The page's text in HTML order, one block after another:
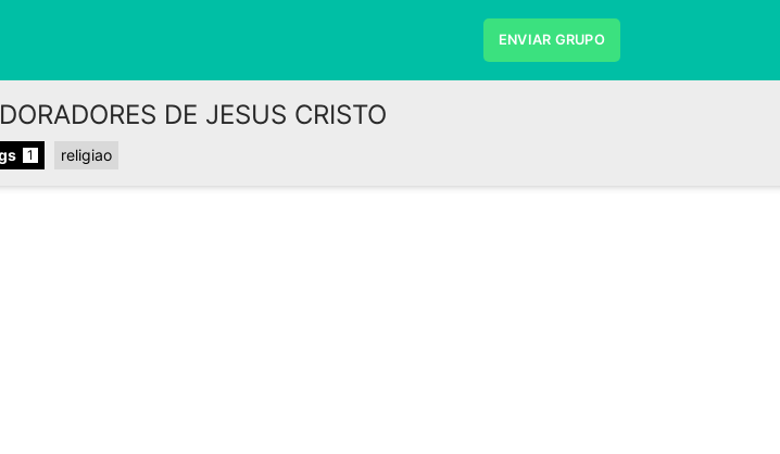
ENVIAR GRUPO
DE JESUS CRISTO
1 religiao